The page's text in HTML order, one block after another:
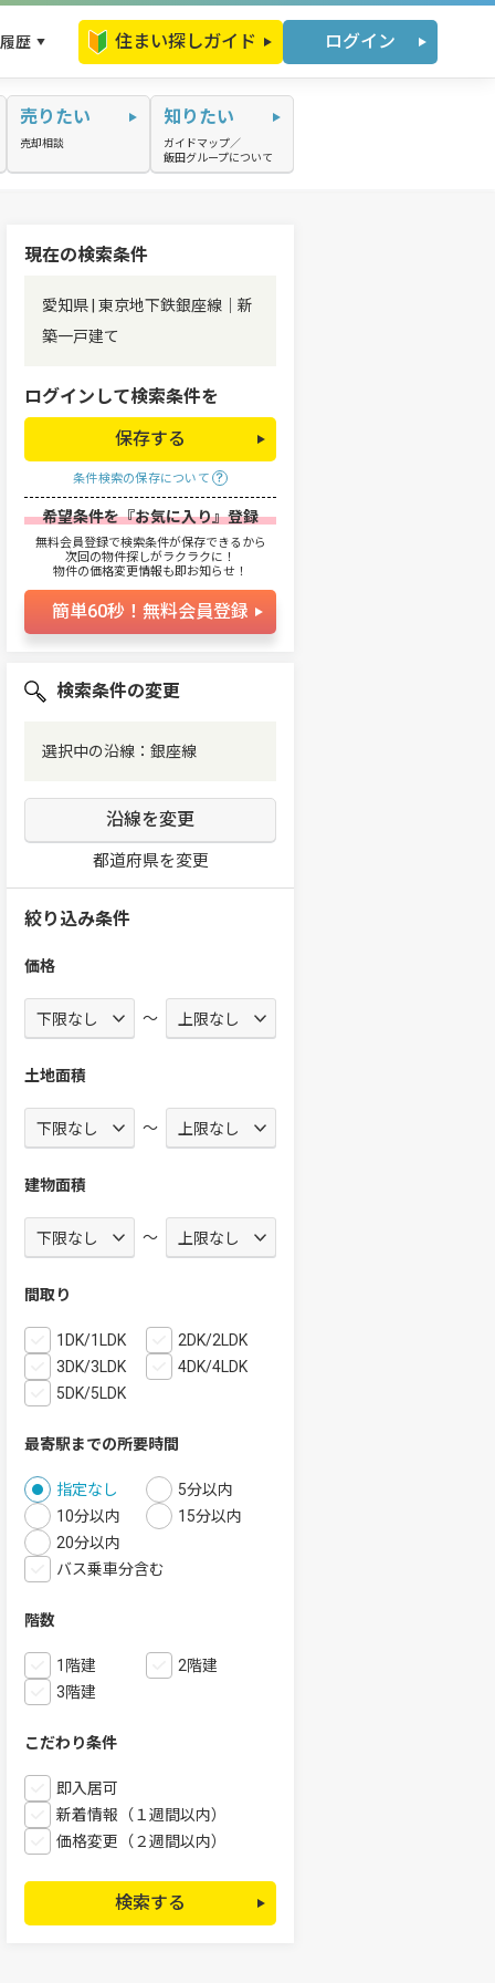
歴 住まい探しガイド ログイン
売りたい
売却相談
知りたい
ガイドマップ／
飯田グループについて
現在の検索条件
愛知県 | 東京地下鉄銀座線｜新
築一戸建て
ログインして検索条件を
保存する
条件検索の保存について
希望条件を『お気に入り』登録
無料会員登録で検索条件が保存できるから
次回の物件探しがラクラクに！
物件の価格変更情報も即お知らせ！
簡単60秒！無料会員登録
検索条件の変更
選択中の沿線：銀座線
沿線を変更
都道府県を変更
絞り込み条件
価格
～
土地面積
～
建物面積
～
間取り
1DK/1LDK
2DK/2LDK
3DK/3LDK
4DK/4LDK
5DK/5LDK
最寄駅までの所要時間
指定なし
5分以内
10分以内
15分以内
20分以内
バス乗車分含む
階数
1階建
2階建
3階建
こだわり条件
即入居可
新着情報（１週間以内）
価格変更（２週間以内）
検索する